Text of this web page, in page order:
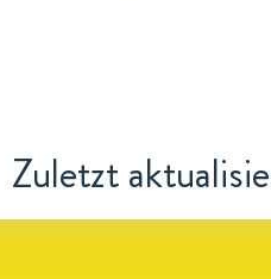
Zuletzt